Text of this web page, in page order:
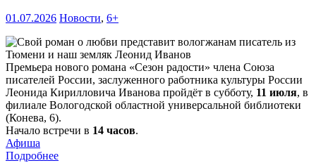
01.07.2026 Новости, 6+
Премьера нового романа «Сезон радости» члена Союза
писателей России, заслуженного работника культуры России
Леонида Кирилловича Иванова пройдёт в субботу, 11 июля, в
филиале Вологодской областной универсальной библиотеки
(Конева, 6).
Начало встречи в 14 часов.
Афиша
Подробнее